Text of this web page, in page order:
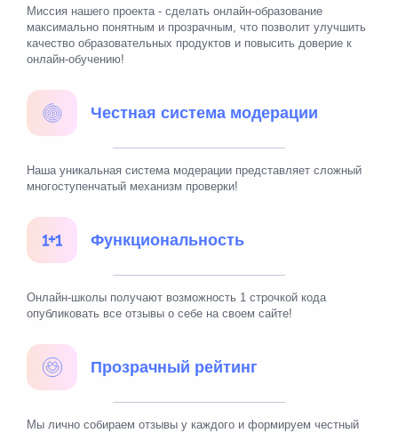
Миссия нашего проекта - сделать онлайн-образование
максимально понятным и прозрачным, что позволит улучшить
качество образовательных продуктов и повысить доверие к
онлайн-обучению!
Честная система модерации
Наша уникальная система модерации представляет сложный
многоступенчатый механизм проверки!
Функциональность
Онлайн-школы получают возможность 1 строчкой кода
опубликовать все отзывы о себе на своем сайте!
Прозрачный рейтинг
Мы лично собираем отзывы у каждого и формируем честный